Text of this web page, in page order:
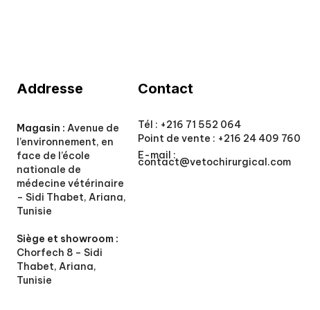
Addresse
Magasin : Avenue de
l’environnement, en
face de l’école
nationale de
médecine vétérinaire
– Sidi Thabet, Ariana,
Tunisie
Siège et showroom :
Chorfech 8 – Sidi
Thabet, Ariana,
Tunisie
Contact
Tél : +216 71 552 064
Point de vente : +216 24 409 760
E-mail :
contact@vetochirurgical.com